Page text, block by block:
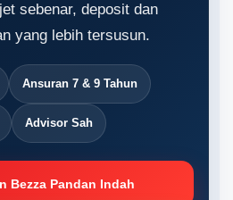
sebenar, deposit dan
yang lebih tersusun.
Ansuran 7 & 9 Tahun
Advisor Sah
Bezza Pandan Indah